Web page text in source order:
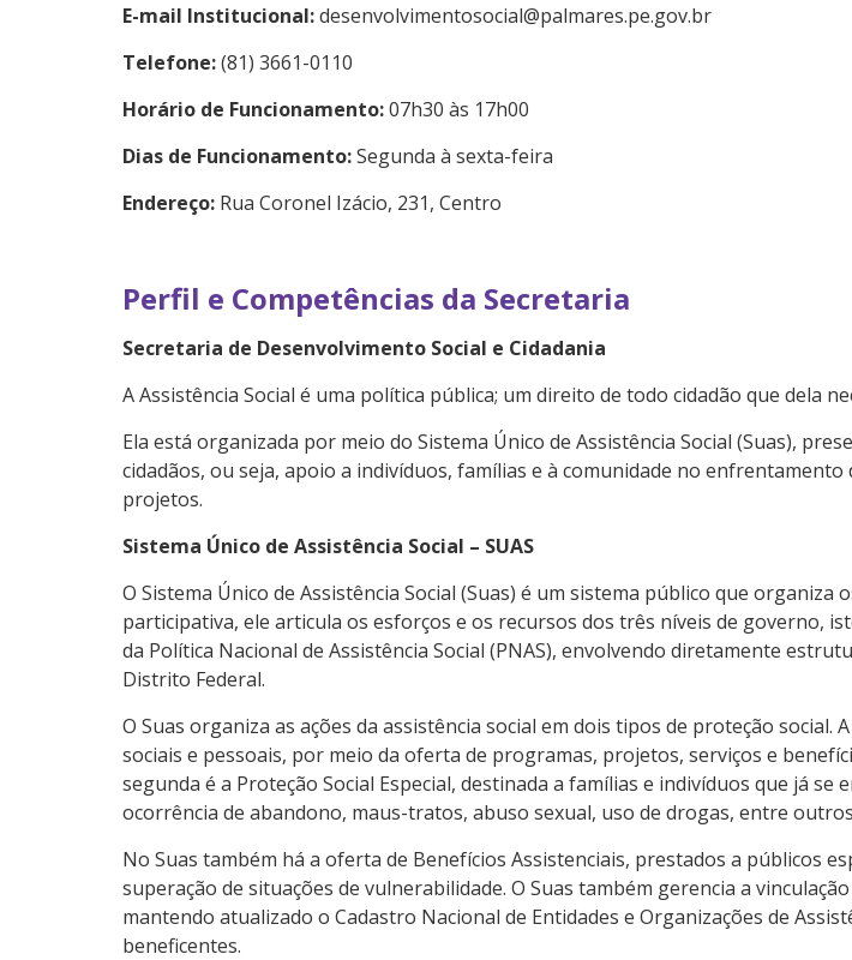
E-mail Institucional:desenvolvimentosocial@palmares.pe.gov.br
Telefone:(81) 3661-0110
Horário de Funcionamento:07h30 às 17h00
Dias de Funcionamento:Segunda à sexta-feira
Endereço: Rua Coronel Izácio, 231, Centro
Perfil e Competências da Secretaria
Secretaria de Desenvolvimento Social e Cidadania
A Assistência Social é uma política pública; um direito de todo cidadão que dela
Ela está organizada por meio do Sistema Único de Assistência Social (Suas),
cidadãos, ou seja, apoio a indivíduos, famílias e à comunidade no
projetos.
Sistema Único de Assistência Social – SUAS
O Sistema Único de Assistência Social (Suas) é um sistema público que
participativa, ele articula os esforços e os recursos dos três níveis de governo,
da Política Nacional de Assistência Social (PNAS), envolvendo diretamente
Distrito Federal.
O Suas organiza as ações da assistência social em dois tipos de proteção social.
sociais e pessoais, por meio da oferta de programas, projetos, serviços e
segunda é a Proteção Social Especial, destinada a famílias e indivíduos que já
ocorrência de abandono, maus-tratos, abuso sexual, uso de drogas, entre
No Suas também há a oferta de Benefícios Assistenciais, prestados a públicos
superação de situações de vulnerabilidade. O Suas também gerencia a
mantendo atualizado o Cadastro Nacional de Entidades e Organizações de
beneficentes.